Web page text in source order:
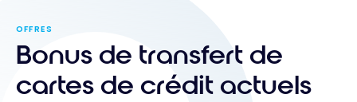
OFFRES
Bonus de transfert de
cartes de crédit actuels